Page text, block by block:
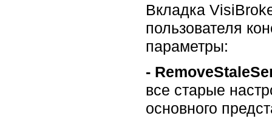
Вкладка
пользователя
параметры:
-
все старые
основного